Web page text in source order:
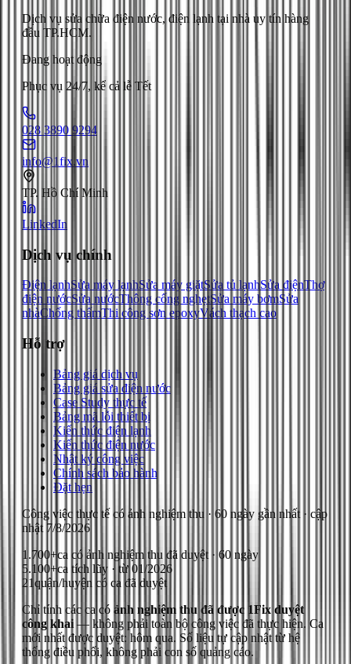
Dịch vụ sửa chữa điện nước, điện lạnh tại nhà uy tín hàng
đầu TP.HCM.
Đang hoạt động
Phục vụ 24/7, kể cả lễ Tết
028 3890 9294
info@1fix.vn
TP. Hồ Chí Minh
LinkedIn
Dịch vụ chính
Điện lạnhSửa máy lạnhSửa máy giặtSửa tủ lạnhSửa điệnThợ
điện nướcSửa nướcThông cống nghẹtSửa máy bơmSửa
nhàChống thấmThi công sơn epoxyVách thạch cao
Hỗ trợ
Bảng giá dịch vụ
Bảng giá sửa điện nước
Case Study thực tế
Bảng mã lỗi thiết bị
Kiến thức điện lạnh
Kiến thức điện nước
Nhật ký công việc
Chính sách bảo hành
Đặt hẹn
Công việc thực tế có ảnh nghiệm thu · 60 ngày gần nhất · cập
nhật 7/8/2026
1.700+ca có ảnh nghiệm thu đã duyệt · 60 ngày
5.100+ca tích lũy · từ 01/2026
21quận/huyện có ca đã duyệt
Chỉ tính các ca có ảnh nghiệm thu đã được 1Fix duyệt
công khai — không phải toàn bộ công việc đã thực hiện. Ca
mới nhất được duyệt: hôm qua. Số liệu tự cập nhật từ hệ
thống điều phối, không phải con số quảng cáo.